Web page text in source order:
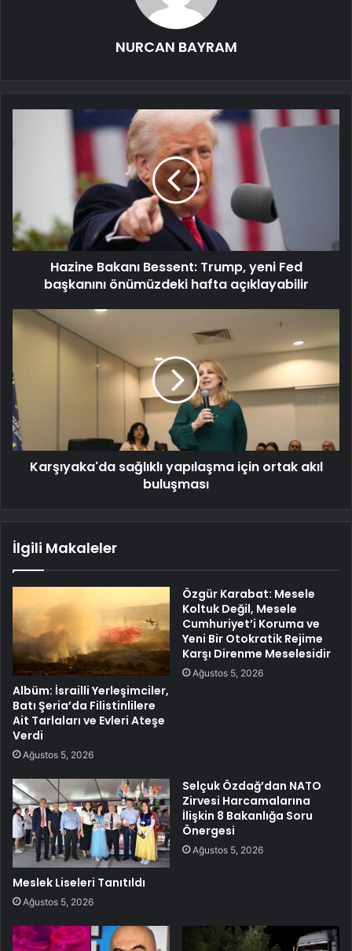
NURCAN BAYRAM
Hazine Bakanı Bessent: Trump, yeni Fed
başkanını önümüzdeki hafta açıklayabilir
Karşıyaka'da sağlıklı yapılaşma için ortak akıl
buluşması
İlgili Makaleler
Albüm: İsrailli Yerleşimciler,
Batı Şeria’da Filistinlilere
Ait Tarlaları ve Evleri Ateşe
Verdi
Ağustos 5, 2026
Özgür Karabat: Mesele
Koltuk Değil, Mesele
Cumhuriyet’i Koruma ve
Yeni Bir Otokratik Rejime
Karşı Direnme Meselesidir
Ağustos 5, 2026
Meslek Liseleri Tanıtıldı
Ağustos 5, 2026
Selçuk Özdağ’dan NATO
Zirvesi Harcamalarına
İlişkin 8 Bakanlığa Soru
Önergesi
Ağustos 5, 2026